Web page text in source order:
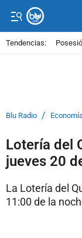
Tendencias:
Blu Radio /
Lotería del
jueves 20
La Lotería del
11:00 de la